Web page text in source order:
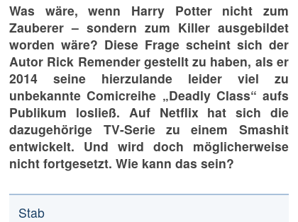
Was wäre, wenn Harry Potter nicht zum
Zauberer – sondern zum Killer ausgebildet
worden wäre? Diese Frage scheint sich der
Autor Rick Remender gestellt zu haben, als er
2014 seine hierzulande leider viel zu
unbekannte Comicreihe „Deadly Class“ aufs
Publikum losließ. Auf Netflix hat sich die
dazugehörige TV-Serie zu einem Smashit
entwickelt. Und wird doch möglicherweise
nicht fortgesetzt. Wie kann das sein?
Stab